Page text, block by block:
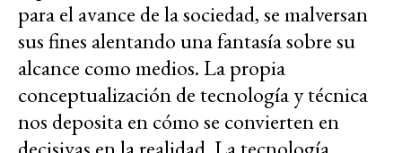
para el avance de la sociedad, se malversan
sus fines alentando una fantasía sobre su
alcance como medios. La propia
conceptualización de tecnología y técnica
nos deposita en cómo se convierten en